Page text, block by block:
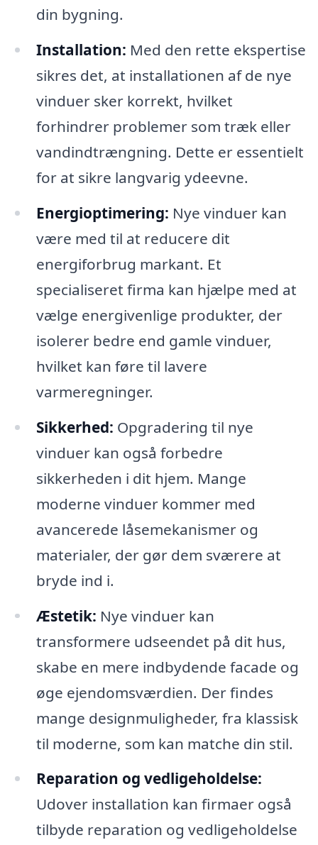
din bygning.
Installation: Med den rette ekspertise
sikres det, at installationen af de nye
vinduer sker korrekt, hvilket
forhindrer problemer som træk eller
vandindtrængning. Dette er essentielt
for at sikre langvarig ydeevne.
Energioptimering: Nye vinduer kan
være med til at reducere dit
energiforbrug markant. Et
specialiseret firma kan hjælpe med at
vælge energivenlige produkter, der
isolerer bedre end gamle vinduer,
hvilket kan føre til lavere
varmeregninger.
Sikkerhed: Opgradering til nye
vinduer kan også forbedre
sikkerheden i dit hjem. Mange
moderne vinduer kommer med
avancerede låsemekanismer og
materialer, der gør dem sværere at
bryde ind i.
Æstetik: Nye vinduer kan
transformere udseendet på dit hus,
skabe en mere indbydende facade og
øge ejendomsværdien. Der findes
mange designmuligheder, fra klassisk
til moderne, som kan matche din stil.
Reparation og vedligeholdelse:
Udover installation kan firmaer også
tilbyde reparation og vedligeholdelse